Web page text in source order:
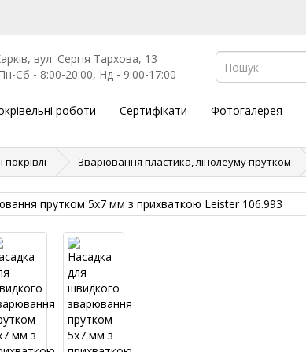
вул. Сергія Тархова, 13
Сб - 8:00-20:00, Нд - 9:00-17:00
роботи Сертифікати Фотогалерея
Зварювання пластика, лінолеуму прутком